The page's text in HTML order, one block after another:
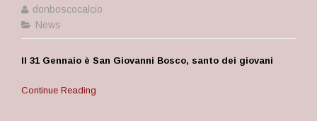
donboscocalcio
News
Il 31 Gennaio è San Giovanni Bosco, santo dei giovani
Continue Reading